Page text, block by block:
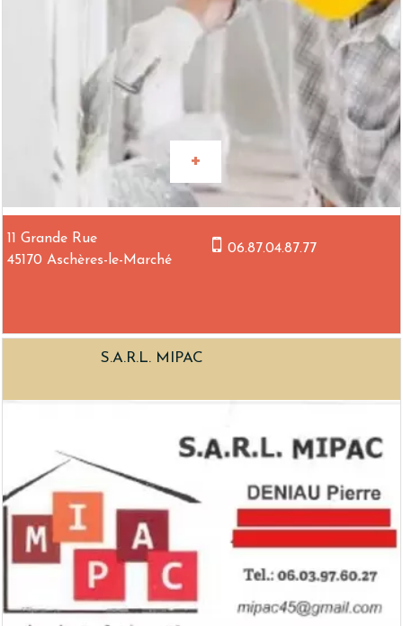
11 Grande Rue
45170 Aschères-le-Marché
06.87.04.87.77
S.A.R.L. MIPAC